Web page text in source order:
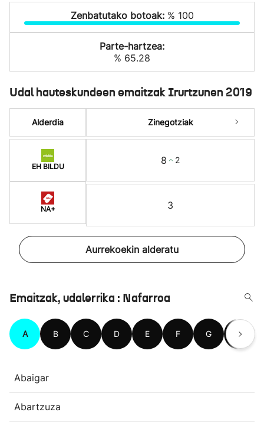
Zenbatutako botoak: % 100
Parte-hartzea:
% 65.28
Udal hauteskundeen emaitzak Irurtzunen 2019
Alderdia
EH BILDU
NA+
Zinegotziak
8 2
3
Aurrekoekin alderatu
Emaitzak, udalerrika : Nafarroa
A B C D E F G H
Abaigar
Abartzuza